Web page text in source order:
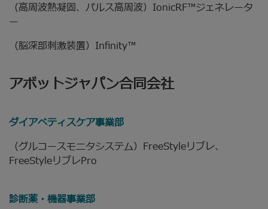
（高周波熱凝固、パルス高周波）IonicRF™ジェネレータ
ー
（脳深部刺激装置）Infinity™
アボットジャパン合同会社
ダイアベティスケア事業部
（グルコースモニタシステム）FreeStyleリブレ、
FreeStyleリブレPro
診断薬・機器事業部